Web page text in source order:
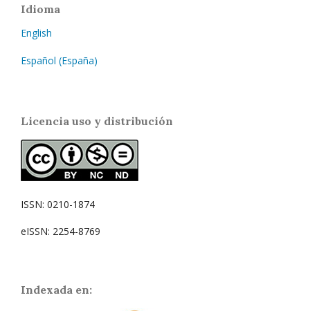
Idioma
English
Español (España)
Licencia uso y distribución
ISSN: 0210-1874
eISSN: 2254-8769
Indexada en: